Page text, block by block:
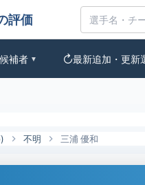
の評価
候補者 ▼ 最新追加・更新
不明 三浦 優和